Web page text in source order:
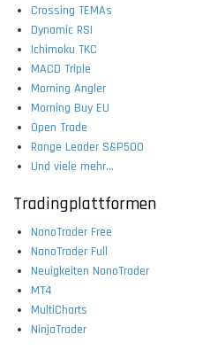
Crossing TEMAs
Dynamic RSI
Ichimoku TKC
MACD Triple
Morning Angler
Morning Buy EU
Open Trade
Range Leader S&P500
Und viele mehr...
Tradingplattformen
NanoTrader Free
NanoTrader Full
Neuigkeiten NanoTrader
MT4
MultiCharts
NinjaTrader